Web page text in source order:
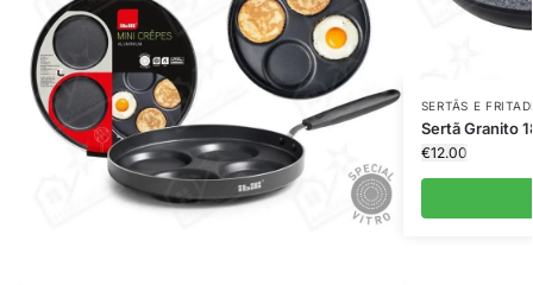
SERTÃS E
Sertã Granito
€12.00